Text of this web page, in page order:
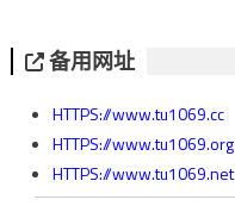
备用网址
HTTPS://www.tu1069.cc
HTTPS://www.tu1069.org
HTTPS://www.tu1069.net